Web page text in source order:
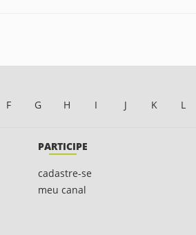
F G H I J K L
PARTICIPE
cadastre-se
meu canal